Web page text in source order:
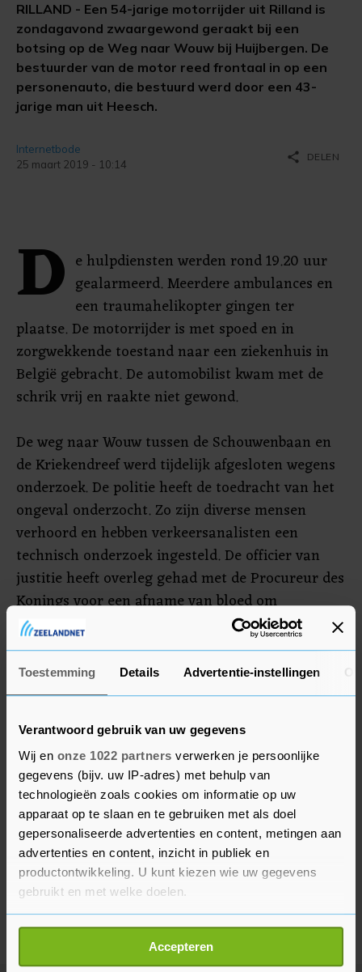
Toestemming Details Advertentie-instellingen
Verantwoord gebruik van uw gegevens
Wij en onze 1022 partners verwerken je persoonlijke
gegevens (bijv. uw IP-adres) met behulp van
technologieën zoals cookies om informatie op uw
apparaat op te slaan en te gebruiken met als doel
gepersonaliseerde advertenties en content, metingen aan
advertenties en content, inzicht in publiek en
productontwikkeling. U kunt kiezen wie uw gegevens
gebruikt en met welke doelen.
Als u het toestaat, willen we ook graag:
Informatie verzamelen over uw geografische
Accepteren
RILLAND - Een 54-jarige motorrijder uit Rilland is
zondagavond zwaargewond geraakt bij een
botsing op de Weg naar Wouw bij Huijbergen. De
bestuurder van de motor reed frontaal in op een
personenauto, die bestuurd werd door een 43-
jarige man uit Heesch.
Internetbode
25 maart 2019 - 10:14
share DELEN
D e hulpdiensten werden rond 19.20 uur
gealarmeerd. Meerdere ambulances en
een traumahelikopter gingen ter
plaatse. De motorrijder is met spoed en in
zorgwekkende toestand naar een ziekenhuis in
België gebracht. De automobilist kwam met de
schrik vrij en raakte niet gewond.
De weg naar Wouw tussen de Schouwenbaan en
de Kriekendreef werd tijdelijk afgesloten wegens
onderzoek. De politie heeft de toedracht van het
ongeval onderzocht. Zo zijn diverse mensen
verhoord en hebben verkeersanalisten een
technisch onderzoek ingesteld. De officier van
justitie heeft overleg gehad met de Procureur des
Konings voor een afname van bloed om
onderzoek te doen naar mogelijk alcoholgebruik
van de motorrijder.